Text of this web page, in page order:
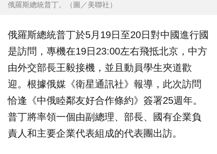
俄羅斯總統普丁。（圖／美聯社）
俄羅斯總統普丁於5月19日至20日對中國進行國
是訪問，專機在19日23:00左右飛抵北京 ，中方
由外交部長王毅接機，並且動員學生夾道歡
迎。根據俄媒《衛星通訊社》報導，此次訪問
恰逢《中俄睦鄰友好合作條約》簽署25週年。
普丁將率領一個由副總理、部長、國有企業負
責人和主要企業代表組成的代表團出訪。